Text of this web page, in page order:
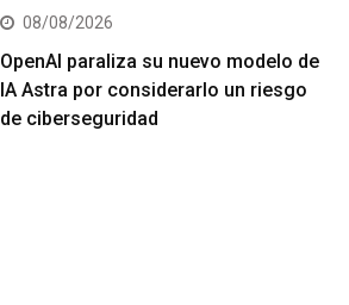
08/08/2026
OpenAI paraliza su nuevo modelo de
IA Astra por considerarlo un riesgo
de ciberseguridad